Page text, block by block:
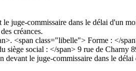
juge-commissaire dans le délai d'un
créances.
class="libelle"> Forme : </
siège social : </span> 9 rue de
devant le juge-commissaire dans le